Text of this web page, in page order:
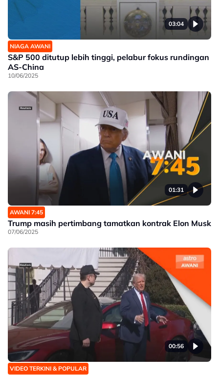
03:04
NIAGA AWANI
S&P 500 ditutup lebih tinggi, pelabur fokus rundingan
AS-China
10/06/2025
01:31
AWANI 7:45
Trump masih pertimbang tamatkan kontrak Elon Musk
07/06/2025
00:56
VIDEO TERKINI & POPULAR